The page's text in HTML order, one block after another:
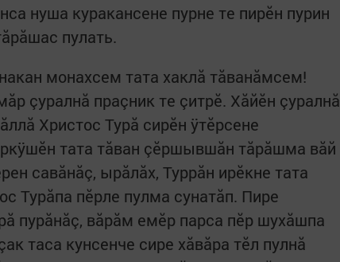
нуша куракансене пурне те пирĕн пурин
пулать.
монахсем тата хаклă тăванăмсем!
çуралнă праçник те çитрĕ. Хăйĕн çуралнă
Христос Турă сирĕн ÿтĕрсене
тата тăван çĕршывшăн тăрăшма вăй
савăнăç, ырăлăх, Туррăн ирĕкне тата
Турăпа пĕрле пулма сунатăп. Пире
пурăнăç, вăрăм емĕр парса пĕр шухăшпа
таса кунсенче сире хăвăра тĕл пулнă